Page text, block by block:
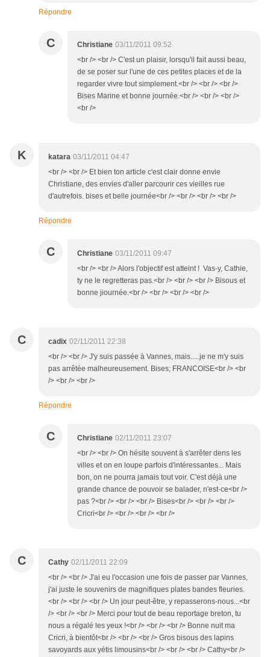
Répondre
C Christiane 03/11/2011 09:52
<br /> <br /> C'est un plaisir, lorsqu'il fait aussi beau,
de se poser sur l'une de ces petites places et de la
regarder vivre tout simplement.<br /> <br /> <br />
Bises Marine et bonne journée.<br /> <br /> <br />
<br />
K katara 03/11/2011 04:47
<br /> <br /> Et bien ton article c'est clair donne envie
Christiane, des envies d'aller parcourir ces vieilles rue
d'autrefois. bises et belle journée<br /> <br /> <br /> <br />
Répondre
C Christiane 03/11/2011 09:47
<br /> <br /> Alors l'objectif est atteint ! Vas-y, Cathie,
ty ne le regretteras pas.<br /> <br /> <br /> Bisous et
bonne jiournée.<br /> <br /> <br /> <br />
C cadix 02/11/2011 22:38
<br /> <br /> J'y suis passée à Vannes, mais.....je ne m'y suis
pas arrêtée malheureusement. Bises; FRANCOISE<br /> <br
/> <br /> <br />
Répondre
C Christiane 02/11/2011 23:07
<br /> <br /> On hésite souvent à s'arrêter dens les
villes et on en loupe parfois d'intéressantes... Mais
bon, on ne pourra jamais tout voir. C'est déjà une
grande chance de pouvoir se balader, n'est-ce<br />
pas ?<br /> <br /> <br /> Bises<br /> <br /> <br />
Cricri<br /> <br /> <br /> <br />
C Cathy 02/11/2011 22:09
<br /> <br /> J'ai eu l'occasion une fois de passer par Vannes,
j'ai juste le souvenirs de magnifiques plates bandes fleuries.
<br /> <br /> <br /> Un jour peut-être, y repasserons-nous...<br
/> <br /> <br /> Merci pour tout de beau reportage breton, tu
nous a régalé les yeux !<br /> <br /> <br /> Bonne nuit ma
Cricri, à bientôt<br /> <br /> <br /> Gros bisous des lapins
savoyards aux yétis limousins<br /> <br /> <br /> Cathy<br />